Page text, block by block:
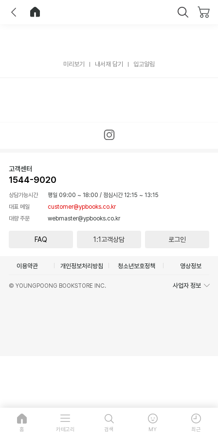
미리보기 내서재 담기 입고알림
고객센터
1544-9020
상담가능시간 평일 09:00 ~ 18:00 / 점심시간 12:15 ~ 13:15
대표 메일
customer@ypbooks.co.kr
대량 주문
webmaster@ypbooks.co.kr
FAQ 1:1고객상담 로그인
이용약관 개인정보처리방침 청소년보호정책 영상정보
© YOUNGPOONG BOOKSTORE INC. 사업자 정보
홈 카테고리 검색 MY 최근